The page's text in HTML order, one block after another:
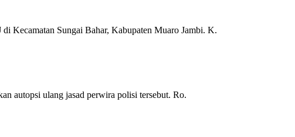
Kecamatan Sungai Bahar, Kabupaten Muaro Jambi. K.
autopsi ulang jasad perwira polisi tersebut. Ro.